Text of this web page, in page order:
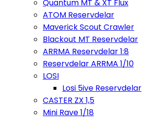
Quantum MT & XT Flux
ATOM Reservdelar
Maverick Scout Crawler
Blackout MT Reservdelar
ARRMA Reservdelar 1:8
Reservdelar ARRMA 1/10
LOSI
Losi 5ive Reservdelar
CASTER ZX 1,5
Mini Rave 1/18